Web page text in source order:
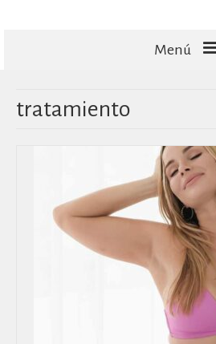
Menú
CAPILARES
TECNOLOGÍA
MASAJES
tratamiento